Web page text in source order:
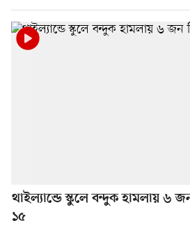
থাইল্যান্ডে স্কুলে বন্দুক হামলায়
১৫